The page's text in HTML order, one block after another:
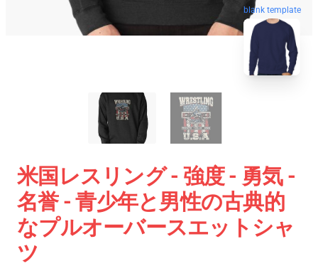
blank template
米国レスリング - 強度 - 勇気 -
名誉 - 青少年と男性の古典的
なプルオーバースエットシャ
ツ